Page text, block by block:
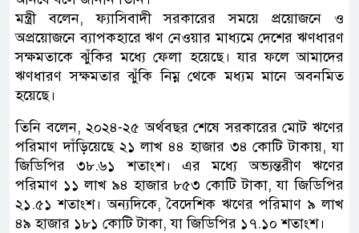
মন্ত্রী বলেন, ফ্যাসিবাদী সরকারের সময়ে প্রয়োজনে ও
অপ্রয়োজনে ব্যাপকহারে ঋণ নেওয়ার মাধ্যমে দেশের ঋণধারণ
সক্ষমতাকে ঝুঁকির মধ্যে ফেলা হয়েছে। যার ফলে আমাদের
ঋণধারণ সক্ষমতার ঝুঁকি নিম্ন থেকে মধ্যম মানে অবনমিত
হয়েছে।
তিনি বলেন, ২০২৪-২৫ অর্থবছর শেষে সরকারের মোট ঋণের
পরিমাণ দাঁড়িয়েছে ২১ লাখ ৪৪ হাজার ৩৪ কোটি টাকায়, যা
জিডিপির ৩৮.৬১ শতাংশ। এর মধ্যে অভ্যন্তরীণ ঋণের
পরিমাণ ১১ লাখ ৯৪ হাজার ৮৫৩ কোটি টাকা, যা জিডিপির
২১.৫১ শতাংশ। অন্যদিকে, বৈদেশিক ঋণের পরিমাণ ৯ লাখ
৪৯ হাজার ১৮১ কোটি টাকা, যা জিডিপির ১৭.১০ শতাংশ।